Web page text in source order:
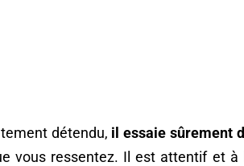
détendu, il essaie sûrement
vous ressentez. Il est attentif et à